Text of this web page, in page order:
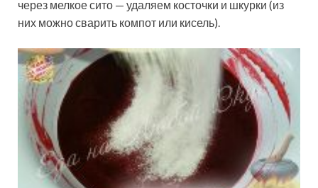
через мелкое сито — удаляем косточки и шкурки (из
них можно сварить компот или кисель).